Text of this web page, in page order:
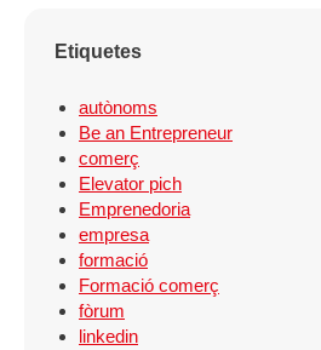
Etiquetes
autònoms
Be an Entrepreneur
comerç
Elevator pich
Emprenedoria
empresa
formació
Formació comerç
fòrum
linkedin